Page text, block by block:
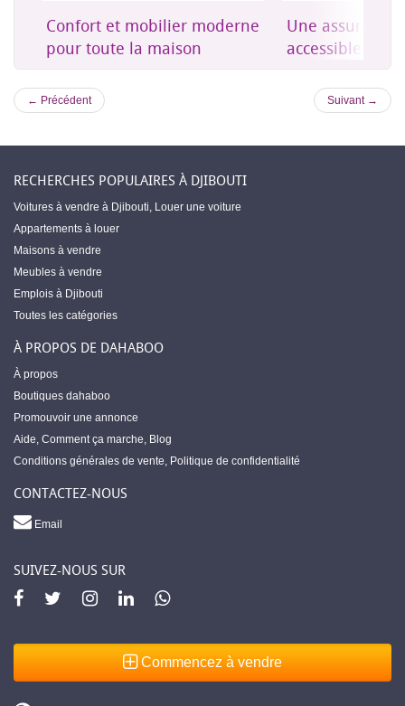
Confort et mobilier moderne
pour toute la maison
Une
accessible à
← Précédent Suivant →
RECHERCHES POPULAIRES À DJIBOUTI
Voitures à vendre à Djibouti, Louer une voiture
Appartements à louer
Maisons à vendre
Meubles à vendre
Emplois à Djibouti
Toutes les catégories
À PROPOS DE DAHABOO
À propos
Boutiques dahaboo
Promouvoir une annonce
Aide, Comment ça marche, Blog
Conditions générales de vente, Politique de confidentialité
CONTACTEZ-NOUS
Email
SUIVEZ-NOUS SUR
Commencez à vendre